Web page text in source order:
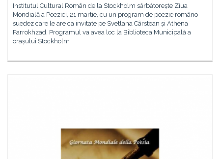
Institutul Cultural Român de la Stockholm sărbătorește Ziua
Mondială a Poeziei, 21 martie, cu un program de poezie româno-
suedez care le are ca invitate pe Svetlana Cârstean și Athena
Farrokhzad. Programul va avea loc la Biblioteca Municipală a
orașului Stockholm